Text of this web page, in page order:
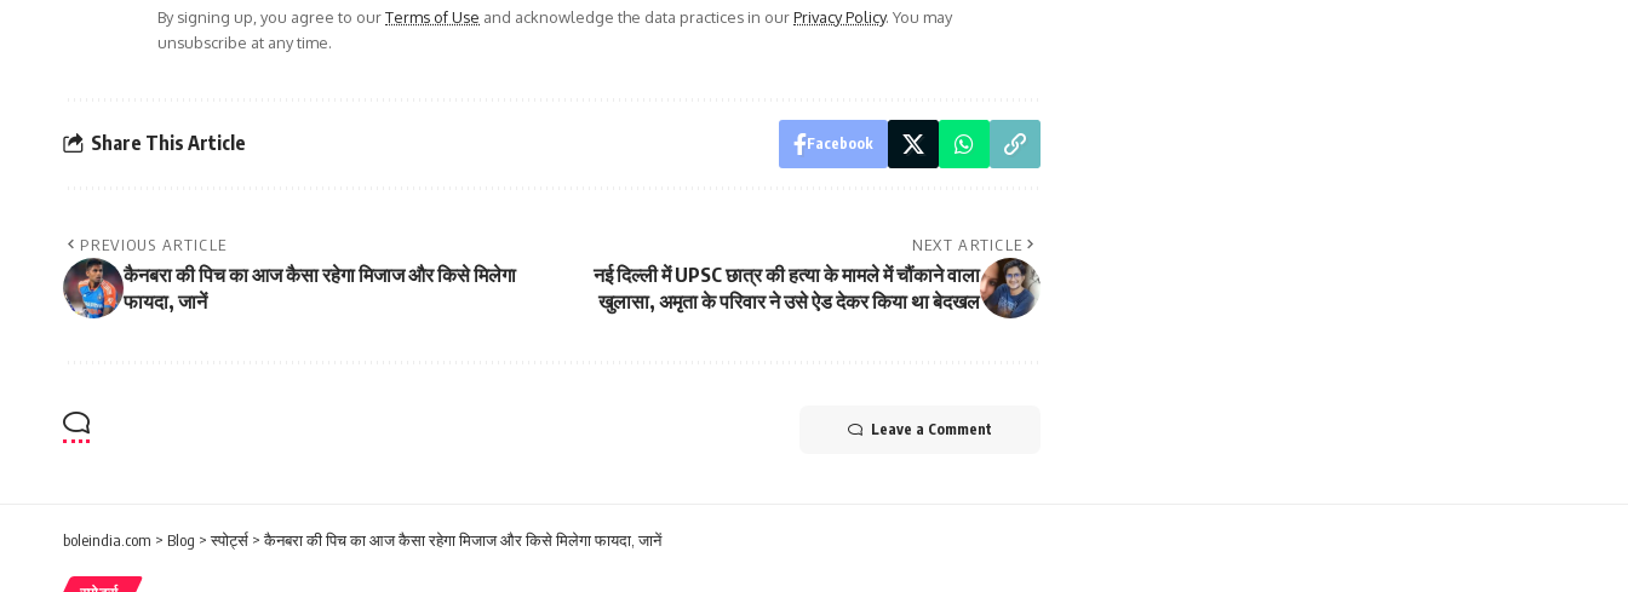
By signing up, you agree to ourTerms of Use and acknowledge the data practices in ourPrivacy Policy. You may
unsubscribe at any time.
Share This Article Facebook
PREVIOUS ARTICLE
कैनबरा की पिच का आज कैसा रहेगा मिजाज और किसे मिलेगा
फायदा, जानें
NEXT ARTICLE
नई दिल्ली में UPSC छात्र की हत्या के मामले में चौंकाने वाला
खुलासा, अमृता के परिवार ने उसे ऐड देकर किया था बेदखल
Leave a Comment
boleindia.com > Blog >स्पोर्ट्स >कैनबरा की पिच का आज कैसा रहेगा मिजाज और किसे मिलेगा फायदा, जानें